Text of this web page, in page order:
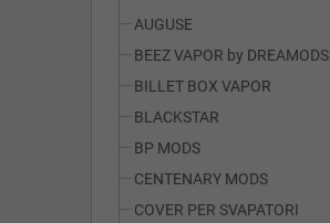
AUGUSE
BEEZ VAPOR by DREAMODS
BILLET BOX VAPOR
BLACKSTAR
BP MODS
CENTENARY MODS
COVER PER SVAPATORI